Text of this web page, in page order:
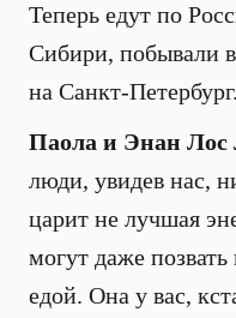
Теперь едут по
Сибири, побывали
на Санкт-Петербург.
Паола и Энан Лос
люди, увидев нас,
царит не лучшая
могут даже
едой. Она у вас,